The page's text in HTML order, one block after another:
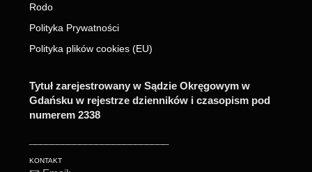
Rodo
Polityka Prywatności
Polityka plików cookies (EU)
Tytuł zarejestrowany w Sądzie Okręgowym w
Gdańsku w rejestrze dzienników i czasopism pod
numerem 2338
KONTAKT